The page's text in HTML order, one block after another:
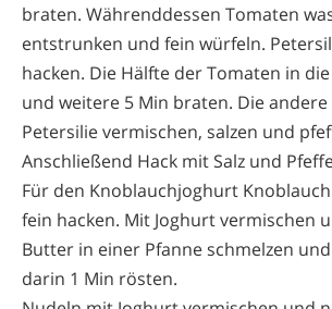
braten. Währenddessen Tomaten
entstrunken und fein würfeln.
hacken. Die Hälfte der Tomaten in
und weitere 5 Min braten. Die
Petersilie vermischen, salzen und
Anschließend Hack mit Salz und
Für den Knoblauchjoghurt
fein hacken. Mit Joghurt vermischen
Butter in einer Pfanne schmelzen
darin 1 Min rösten.